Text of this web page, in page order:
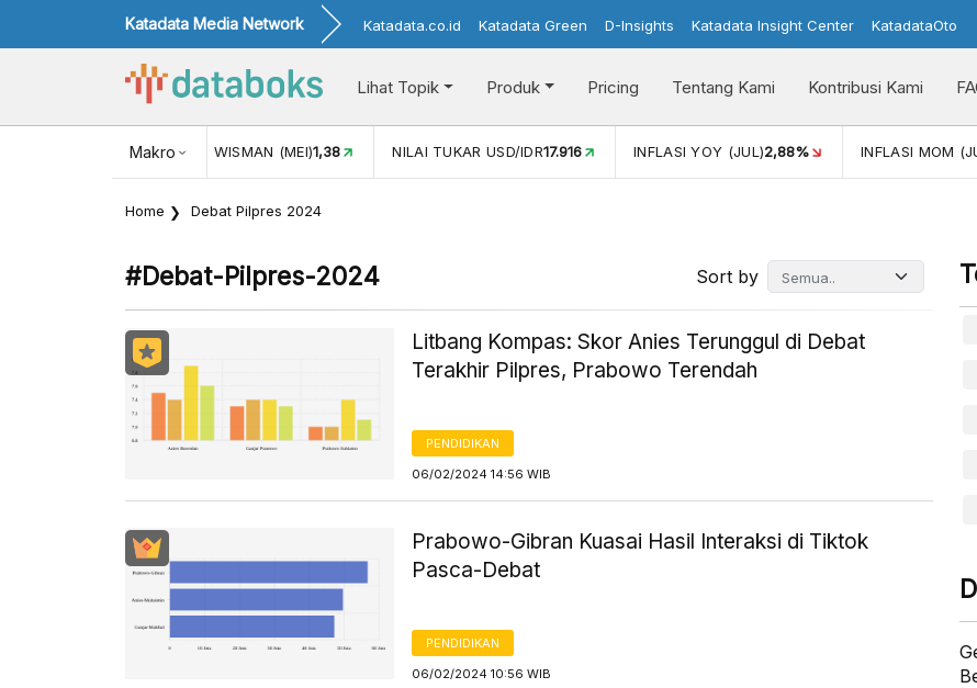
Katadata Media Network Katadata.co.id Katadata Green D-Insights Katadata Insight Center KatadataOto
Lihat Topik Produk Pricing Tentang Kami Kontribusi Kami
Makro
NILAI TUKAR USD/IDR17.916 INFLASI YOY (JUL)2,88% INFLASI MOM (JUL)-0,14% PERTUMBUHAN
Home Debat Pilpres 2024
#debat-Pilpres-2024 Sort by
Litbang Kompas: Skor Anies Terunggul di Debat
Terakhir Pilpres, Prabowo Terendah
PENDIDIKAN
06/02/2024 14:56 WIB
Prabowo-Gibran Kuasai Hasil Interaksi di Tiktok
Pasca-Debat
PENDIDIKAN
06/02/2024 10:56 WIB